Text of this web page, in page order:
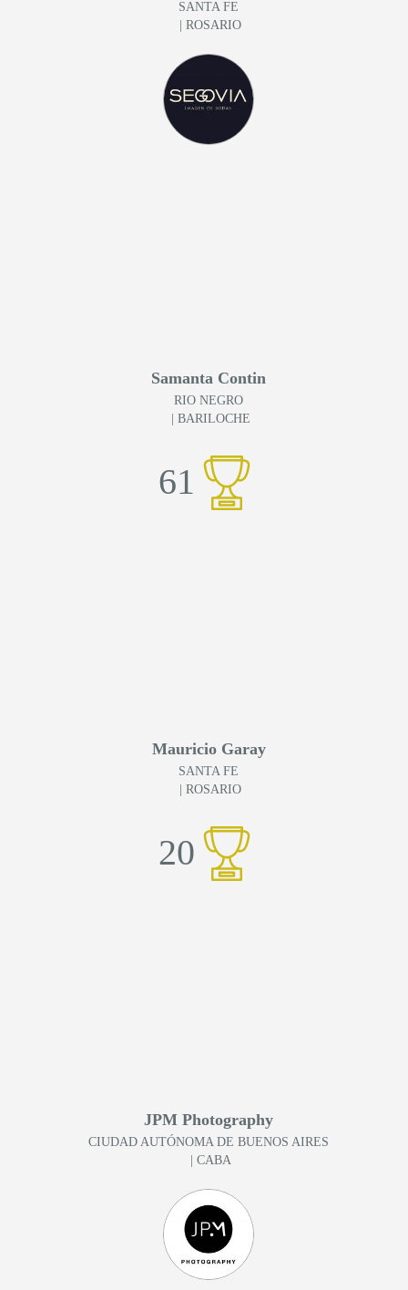
SANTA FE
| ROSARIO
Samanta Contin
RIO NEGRO
| BARILOCHE
61
Mauricio Garay
SANTA FE
| ROSARIO
20
JPM Photography
CIUDAD AUTÓNOMA DE BUENOS AIRES
| CABA